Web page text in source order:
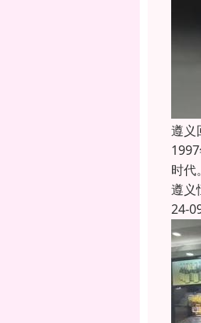
遵义
时代
遵义
24-